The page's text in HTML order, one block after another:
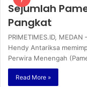
Sejumlah
Pangkat
PRIMETIMES.ID,
Hendy Antariksa
Perwira Menengah
Read More »